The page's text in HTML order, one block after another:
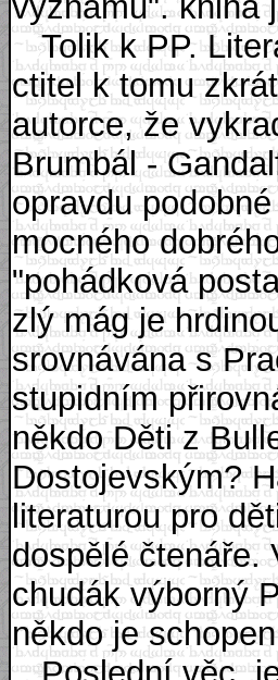
Tolik k PP.
ctitel k tomu
autorce, že
Brumbál -
opravdu
mocného
"pohádková
zlý mág je
srovnávána s
stupidním
někdo Děti z
Dostojevským?
literaturou pro
dospělé čtenáře.
chudák výborný
někdo je